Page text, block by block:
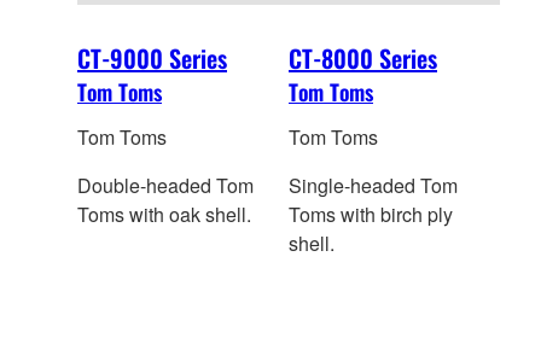
CT-9000 Series
Tom Toms
Tom Toms
Double-headed Tom
Toms with oak shell.
CT-8000 Series
Tom Toms
Tom Toms
Single-headed Tom
Toms with birch ply
shell.